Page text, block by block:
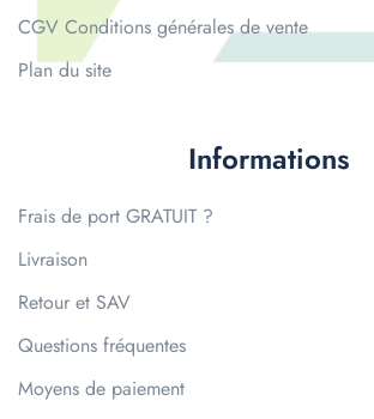
CGV Conditions générales de vente
Plan du site
Informations
Frais de port GRATUIT ?
Livraison
Retour et SAV
Questions fréquentes
Moyens de paiement